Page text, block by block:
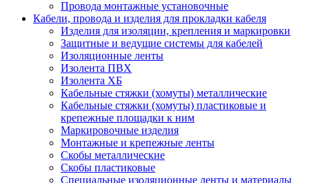
Провода монтажные установочные
Кабели, провода и изделия для прокладки кабеля
Изделия для изоляции, крепления и маркировки
Защитные и ведущие системы для кабелей
Изоляционные ленты
Изолента ПВХ
Изолента ХБ
Кабельные стяжки (хомуты) металлические
Кабельные стяжки (хомуты) пластиковые и
крепежные площадки к ним
Маркировочные изделия
Монтажные и крепежные ленты
Скобы металлические
Скобы пластиковые
Специальные изоляционные ленты и материалы